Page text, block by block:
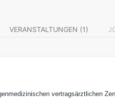
VERANSTALTUNGEN (1)
vertragsärztlichen